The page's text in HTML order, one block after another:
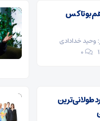
بوتاکس
خدادادی
0
طولانی‌ترین